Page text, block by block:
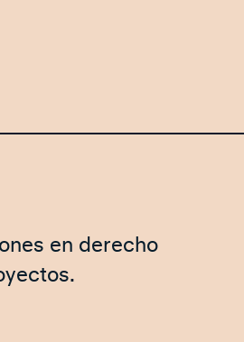
en derecho